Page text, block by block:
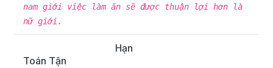
nam giới việc làm ăn sẽ được thuận lợi hơn là
nữ giới.
Hạn
Toán Tận